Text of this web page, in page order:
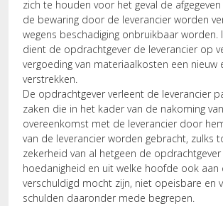
zich te houden voor het geval de
de bewaring door de leverancier worden
wegens beschadiging onbruikbaar worden.
dient de opdrachtgever de leverancier op
vergoeding van materiaalkosten een nieuw
verstrekken.
De opdrachtgever verleent de leverancier
zaken die in het kader van de nakoming
overeenkomst met de leverancier door
van de leverancier worden gebracht, zulks
zekerheid van al hetgeen de opdrachtgever
hoedanigheid en uit welke hoofde ook aan
verschuldigd mocht zijn, niet opeisbare en
schulden daaronder mede begrepen.